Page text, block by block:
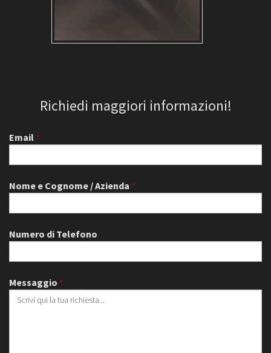
Richiedi maggiori informazioni!
Email
Nome e Cognome / Azienda
Numero di Telefono
Messaggio